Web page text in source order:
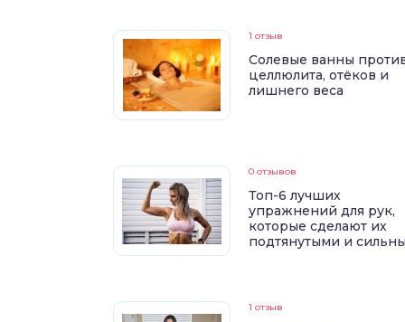
1 отзыв
Солевые ванны
целлюлита, отёков и
лишнего веса
0 отзывов
Топ-6 лучших
упражнений для рук,
которые сделают их
подтянутыми и
1 отзыв